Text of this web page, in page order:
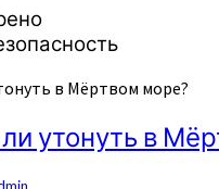
в Мёртвом море?
утонуть в